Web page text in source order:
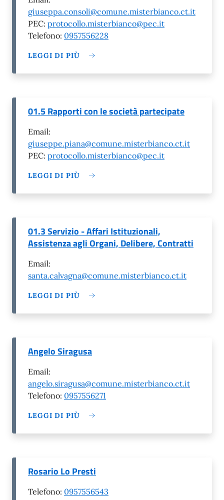
giuseppa.consoli@comune.misterbianco.ct.it
PEC: protocollo.misterbianco@pec.it
Telefono: 0957556228
LEGGI DI PIÙ
01.5 Rapporti con le società partecipate
Email:
giuseppe.piana@comune.misterbianco.ct.it
PEC: protocollo.misterbianco@pec.it
LEGGI DI PIÙ
01.3 Servizio - Affari Istituzionali,
Assistenza agli Organi, Delibere, Contratti
Email:
santa.calvagna@comune.misterbianco.ct.it
LEGGI DI PIÙ
Angelo Siragusa
Email:
angelo.siragusa@comune.misterbianco.ct.it
Telefono: 0957556271
LEGGI DI PIÙ
Rosario Lo Presti
Telefono: 0957556543